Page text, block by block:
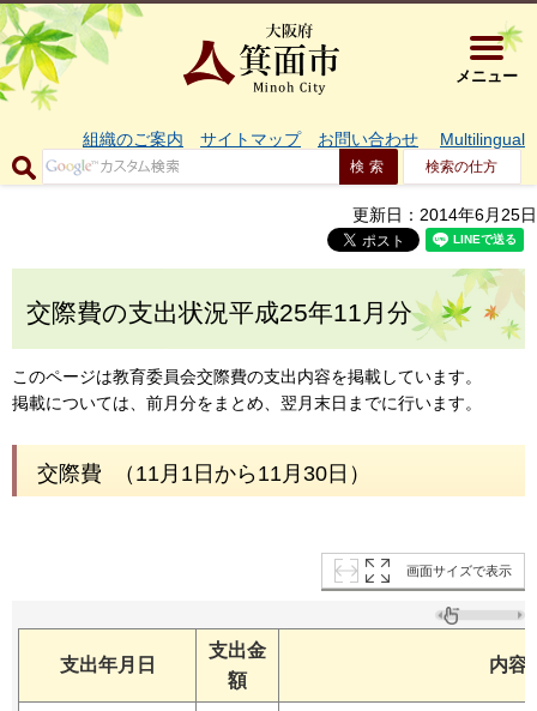
大阪府箕
メニュー
組織のご案内 サイトマップ お問い合わせ Multilingual
検索の仕方
更新日：2014年6月25日
交際費の支出状況平成25年11月分
このページは教育委員会交際費の支出内容を掲載しています。
掲載については、前月分をまとめ、翌月末日までに行います。
交際費 （11月1日から11月30日）
画面サイズで表示
支出年月日
支出金
額
内容